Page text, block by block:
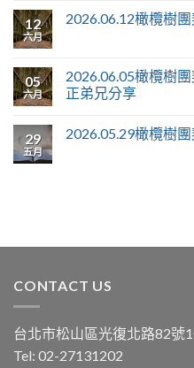
12
六月
2026.06.12橄欖樹
05
六月
2026.06.05橄欖樹
正弟兄分享
29
五月
2026.05.29橄欖樹
CONTACT US
台北市松山區光復北路82號
Tel: 02-27131202